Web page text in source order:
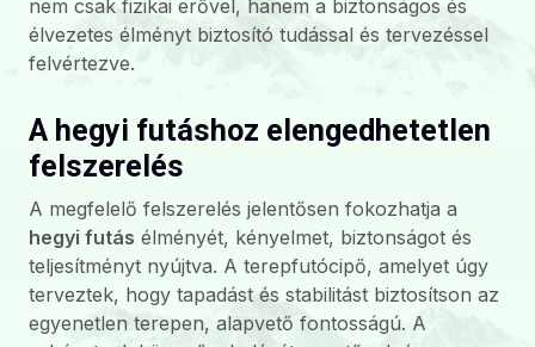
nem csak fizikai erővel, hanem a biztonságos és
élvezetes élményt biztosító tudással és tervezéssel
felvértezve.
A hegyi futáshoz elengedhetetlen
felszerelés
A megfelelő felszerelés jelentősen fokozhatja a
hegyi futás élményét, kényelmet, biztonságot és
teljesítményt nyújtva. A terepfutócipő, amelyet úgy
terveztek, hogy tapadást és stabilitást biztosítson az
egyenetlen terepen, alapvető fontosságú. A